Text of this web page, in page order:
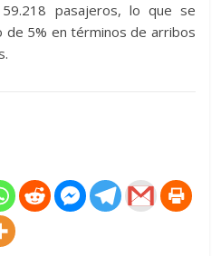
pasajeros, lo que se
de 5% en términos de arribos